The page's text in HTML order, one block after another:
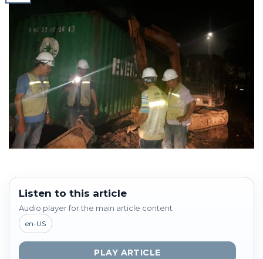
Listen to this article
Audio player for the main article content
en-US
PLAY ARTICLE